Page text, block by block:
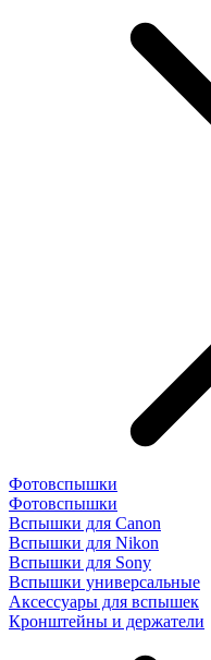
Фотовспышки
Фотовспышки
Вспышки для Canon
Вспышки для Nikon
Вспышки для Sony
Вспышки универсальные
Аксесcуары для вспышек
Кронштейны и держатели